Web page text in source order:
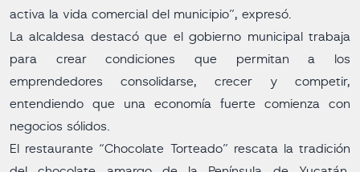
activa la vida comercial del municipio”, expresó.
La alcaldesa destacó que el gobierno municipal trabaja
para crear condiciones que permitan a los
emprendedores consolidarse, crecer y competir,
entendiendo que una economía fuerte comienza con
negocios sólidos.
El restaurante “Chocolate Torteado” rescata la tradición